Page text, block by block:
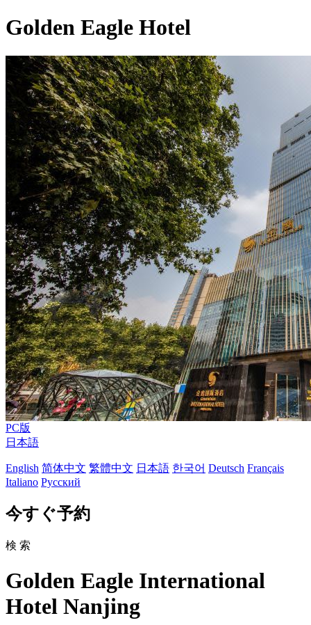
Golden Eagle Hotel
PC版
日本語
English 简体中文 繁體中文 日本語 한국어 Deutsch Français
Italiano Русский
今すぐ予約
検 索
Golden Eagle International
Hotel Nanjing